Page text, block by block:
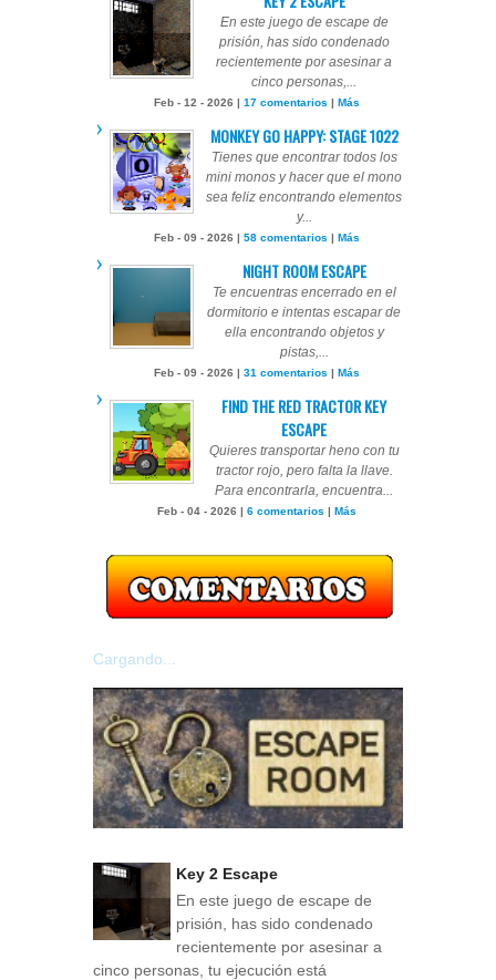
En este juego de escape de
prisión, has sido condenado
recientemente por asesinar a
cinco personas,...
Feb - 12 - 2026 | 17 comentarios | Más
MONKEY GO HAPPY: STAGE 1022
Tienes que encontrar todos los
mini monos y hacer que el mono
sea feliz encontrando elementos
y...
Feb - 09 - 2026 | 58 comentarios | Más
NIGHT ROOM ESCAPE
Te encuentras encerrado en el
dormitorio e intentas escapar de
ella encontrando objetos y
pistas,...
Feb - 09 - 2026 | 31 comentarios | Más
FIND THE RED TRACTOR KEY
ESCAPE
Quieres transportar heno con tu
tractor rojo, pero falta la llave.
Para encontrarla, encuentra...
Feb - 04 - 2026 | 6 comentarios | Más
Cargando...
Key 2 Escape
En este juego de escape de
prisión, has sido condenado
recientemente por asesinar a
cinco personas, tu ejecución está